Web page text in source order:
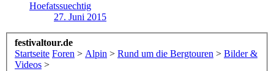
Hoefatssuechtig
27. Juni 2015
festivaltour.de
Startseite Foren > Alpin > Rund um die Bergtouren > Bilder &
Videos >